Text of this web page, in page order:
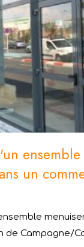
un
de Campagne/